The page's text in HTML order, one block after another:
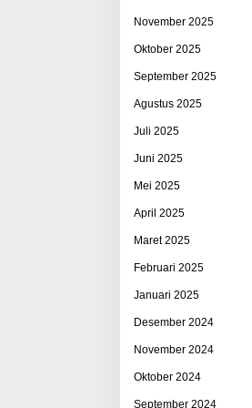
November 2025
Oktober 2025
September 2025
Agustus 2025
Juli 2025
Juni 2025
Mei 2025
April 2025
Maret 2025
Februari 2025
Januari 2025
Desember 2024
November 2024
Oktober 2024
September 2024